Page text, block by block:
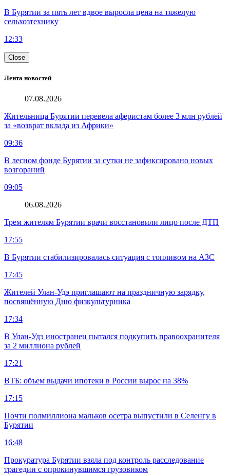
В Бурятии за пять лет вдвое выросла цена на тяжелую
сельхозтехнику
12:33
Close
Лента новостей
07.08.2026
Жительница Бурятии перевела аферистам более 3 млн рублей
за «возврат вклада из Африки»
09:36
В лесном фонде Бурятии за сутки не зафиксировано новых
возгораний
09:05
06.08.2026
Трем жителям Бурятии врачи восстановили лицо после ДТП
17:55
В Бурятии стабилизировалась ситуация с топливом на АЗС
17:45
Жителей Улан-Удэ приглашают на праздничную зарядку,
посвящённую Дню физкультурника
17:34
В Улан-Удэ иностранец пытался подкупить правоохранителя
за 2 миллиона рублей
17:21
ВТБ: объем выдачи ипотеки в России вырос на 38%
17:15
Почти полмиллиона мальков осетра выпустили в Селенгу в
Бурятии
16:48
Прокуратура Бурятии взяла под контроль расследование
трагедии с опрокинувшимся грузовиком